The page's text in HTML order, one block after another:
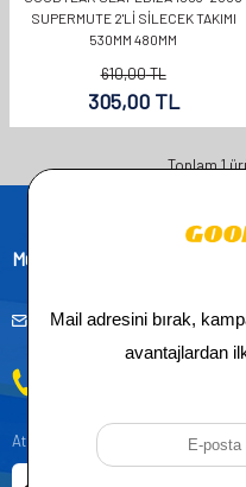
SUPERMUTE 2'LI SILECEK TAKIMI
530MM 480MM
610,00TL
305,00TL
Toplam1
Müşteri Hizmetleri
Atatürk, Kıraç Mevkii, Orhan Veli